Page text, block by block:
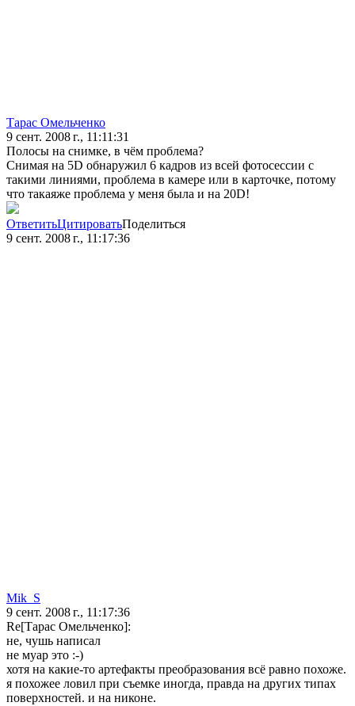
Тарас Омельченко
9 сент. 2008 г., 11:11:31
Полосы на снимке, в чём проблема?
Снимая на 5D обнаружил 6 кадров из всей фотосессии с
такими линиями, проблема в камере или в карточке, потому
что такаяже проблема у меня была и на 20D!
ОтветитьЦитироватьПоделиться
9 сент. 2008 г., 11:17:36
Mik_S
9 сент. 2008 г., 11:17:36
Re[Тарас Омельченко]:
не, чушь написал
не муар это :-)
хотя на какие-то артефакты преобразования всё равно похоже.
я похожее ловил при съемке иногда, правда на других типах
поверхностей. и на никоне.